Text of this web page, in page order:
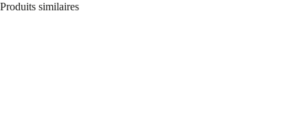
Produits similaires